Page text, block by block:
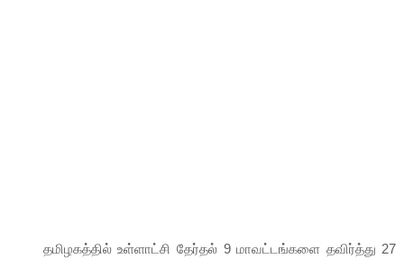
தமிழகத்தில் உள்ளாட்சி தேர்தல் 9 மாவட்டங்களை தவிர்த்து 27